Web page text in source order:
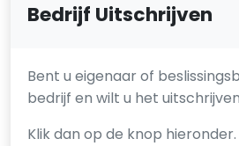
Bedrijf Uitschrijven
Bent u eigenaar of
bedrijf en wilt u het
Klik dan op de knop hieronder.